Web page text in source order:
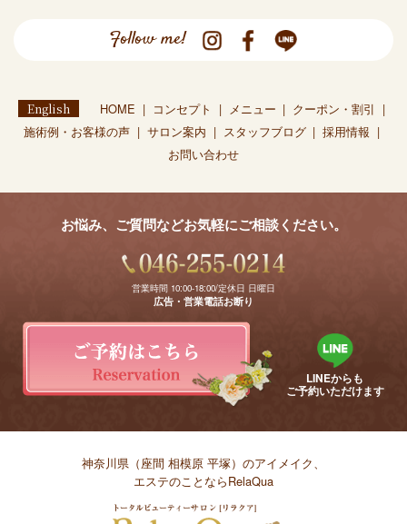
Follow me!
English HOME コンセプト メニュー
クーポン・割引
施術例・お客様の声
サロン案内 スタッフブログ
採用情報
お問い合わせ
お悩み、ご質問などお気軽にご相談ください。
営業時間 10:00-18:00/定休日 日曜日
広告・営業電話お断り
LINEからも
ご予約いただけます
神奈川県（座間 相模原 平塚）のアイメイク、
エステのことならRelaQua